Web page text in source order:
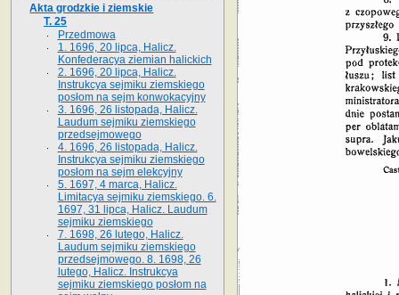
Akta grodzkie i ziemskie
T. 25
Przedmowa
1. 1696, 20 lipca, Halicz.
Konfederacya ziemian halickich
2. 1696, 20 lipca, Halicz.
Instrukcya sejmiku ziemskiego
posłom na sejm konwokacyjny
3. 1696, 26 listopada, Halicz.
Laudum sejmiku ziemskiego
przedsejmowego
4. 1696, 26 listopada, Halicz.
Instrukcya sejmiku ziemskiego
posłom na sejm elekcyjny
5. 1697, 4 marca, Halicz.
Limitacya sejmiku ziemskiego. 6.
1697, 31 lipca, Halicz. Laudum
sejmiku ziemskiego
7. 1698, 26 lutego, Halicz.
Laudum sejmiku ziemskiego
przedsejmowego. 8. 1698, 26
lutego, Halicz. Instrukcya
sejmiku ziemskiego posłom na